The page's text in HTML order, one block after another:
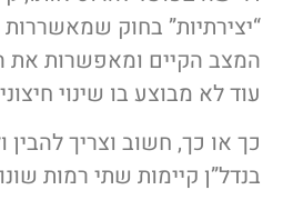
“יצירתיות” בחוק
המצב הקיים ומאפשרות
עוד לא מבוצע בו שינוי
כך או כך, חשוב וצריך להבין
בנדל”ן קיימות שתי רמות